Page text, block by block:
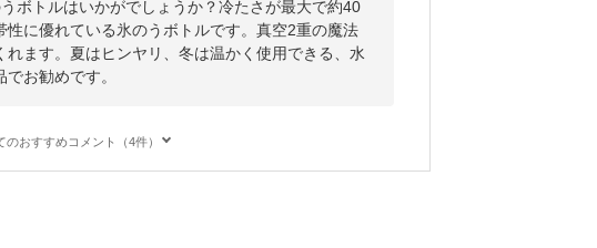
ボトルはいかがでしょうか？冷たさが最大で約40
に優れている氷のうボトルです。真空2重の魔法
ます。夏はヒンヤリ、冬は温かく使用できる、水
お勧めです。
のおすすめコメント（4件）